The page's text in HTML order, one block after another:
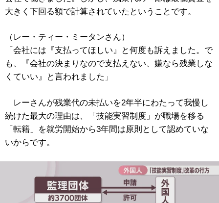
大きく下回る額で計算されていたということです。
（レー・ティー・ミータンさん）
「会社には『支払ってほしい』と何度も訴えました。で
も、『会社の決まりなので支払えない、嫌なら残業しな
くていい』と言われました」
レーさんが残業代の未払いを2年半にわたって我慢し
続けた最大の理由は、「技能実習制度」が職場を移る
「転籍」を就労開始から3年間は原則として認めていな
いからです。